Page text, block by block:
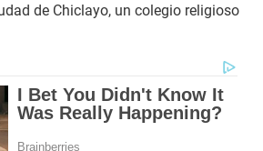
de Chiclayo, un colegio religioso